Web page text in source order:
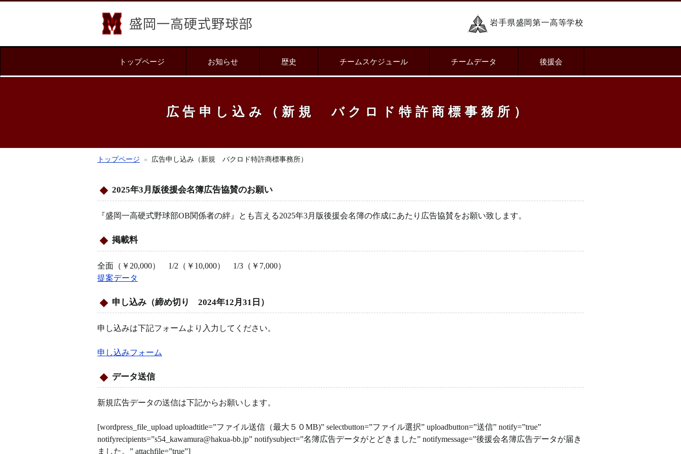
岩手県盛岡第一高等学校
トップページ お知らせ 歴史 チームスケジュール チームデータ 後援会
広告申し込み（新規 バクロド特許商標事務所）
トップページ 広告申し込み（新規 バクロド特許商標事務所）
2025年3月版後援会名簿広告協賛のお願い
『盛岡一高硬式野球部OB関係者の絆』とも言える2025年3月版後援会名簿の作成にあたり広告協賛をお願い致します。
掲載料
全面（￥20,000） 1/2（￥10,000） 1/3（￥7,000）
提案データ
申し込み（締め切り 2024年12月31日）
申し込みは下記フォームより入力してください。
申し込みフォーム
データ送信
新規広告データの送信は下記からお願いします。
[wordpress_file_upload uploadtitle=”ファイル送信（最大５０MB)” selectbutton=”ファイル選択” uploadbutton=”送信” notify=”true”
notifyrecipients=”s54_kawamura@hakua-bb.jp” notifysubject=”名簿広告データがとどきました” notifymessage=”後援会名簿広告データが届き
ました。” attachfile=”true”]